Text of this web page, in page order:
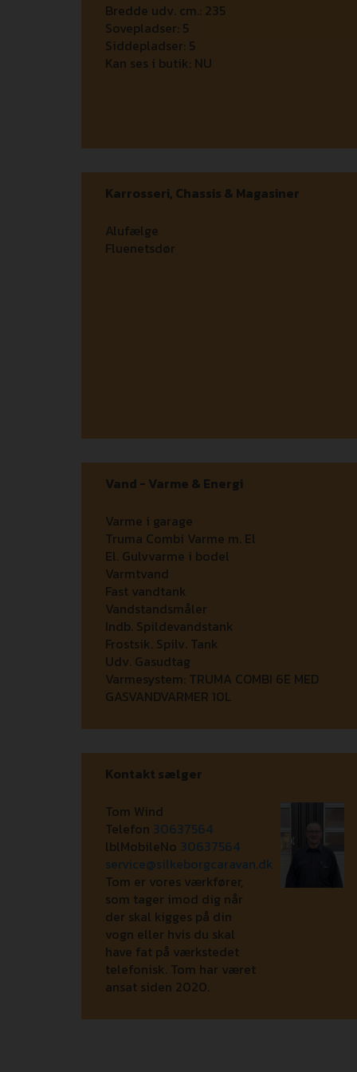
Bredde udv. cm.: 235
Sovepladser: 5
Siddepladser: 5
Kan ses i butik: NU
Karrosseri, Chassis & Magasiner
Alufælge
Fluenetsdør
Vand - Varme & Energi
Varme i garage
Truma Combi Varme m. El
El. Gulvvarme i bodel
Varmtvand
Fast vandtank
Vandstandsmåler
Indb. Spildevandstank
Frostsik. Spilv. Tank
Udv. Gasudtag
Varmesystem: TRUMA COMBI 6E MED
GASVANDVARMER 10L
Kontakt sælger
Tom Wind
Telefon 30637564
lblMobileNo 30637564
service@silkeborgcaravan.dk
Tom er vores værkfører,
som tager imod dig når
der skal kigges på din
vogn eller hvis du skal
have fat på værkstedet
telefonisk. Tom har været
ansat siden 2020.